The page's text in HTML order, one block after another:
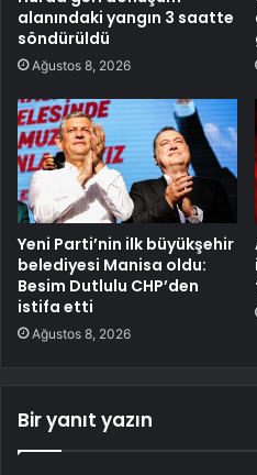
alanındaki yangın 3 saatte
söndürüldü
Ağustos 8, 2026
Yeni Parti’nin ilk büyükşehir
belediyesi Manisa oldu:
Besim Dutlulu CHP’den
istifa etti
Ağustos 8, 2026
Bir yanıt yazın